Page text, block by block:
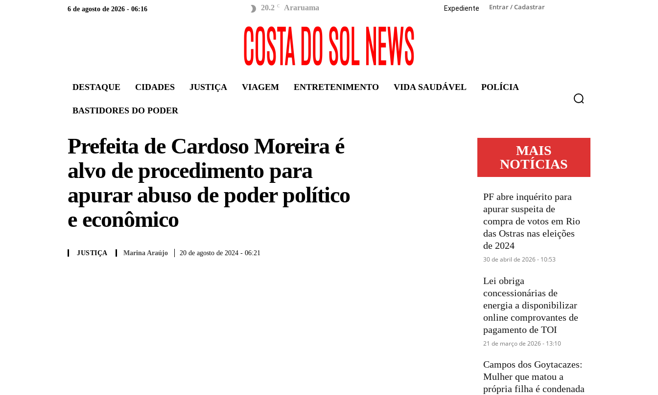
6 de agosto de 2026 - 06:16 20.2 C Araruama Entrar / Cadastrar
Expediente
DESTAQUE CIDADES JUSTIÇA VIAGEM ENTRETENIMENTO VIDA SAUDÁVEL POLÍCIA
BASTIDORES DO PODER
Prefeita de Cardoso Moreira é
alvo de procedimento para
apurar abuso de poder político
e econômico
JUSTIÇA Marina Araújo 20 de agosto de 2024 - 06:21
MAIS
NOTÍCIAS
PF abre inquérito para
apurar suspeita de
compra de votos em Rio
das Ostras nas eleições
de 2024
30 de abril de 2026 - 10:53
Lei obriga
concessionárias de
energia a disponibilizar
online comprovantes de
pagamento de TOI
21 de março de 2026 - 13:10
Campos dos Goytacazes:
Mulher que matou a
própria filha é condenada